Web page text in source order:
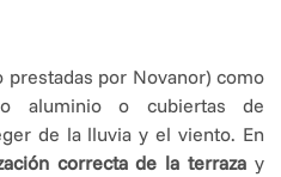
por Novanor) como
aluminio o cubiertas de
de la lluvia y el viento. En
correcta de la terraza y